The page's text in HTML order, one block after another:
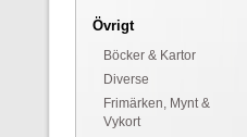
Övrigt
Böcker & Kartor
Diverse
Frimärken, Mynt &
Vykort